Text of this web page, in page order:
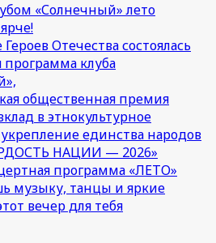
«Солнечный» лето
Отечества состоялась
программа клуба
общественная премия
в этнокультурное
единства народов
НАЦИИ — 2026»
программа «ЛЕТО»
музыку, танцы и яркие
вечер для тебя